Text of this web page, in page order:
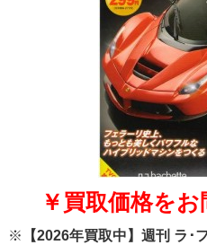
￥買取価格を
※
【2026年買取中】週刊 ラ･